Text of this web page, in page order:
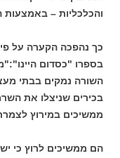
והכלכליות –
כך נהפכה הקערה על
בספרו "כסדום
השורה נמקים בבתי
בכירים שניצלו את
ממשיכים במירוץ
הם ממשיכים לרוץ כי